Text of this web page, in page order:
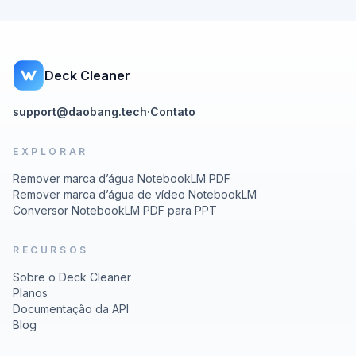
Deck Cleaner
support@daobang.tech·Contato
EXPLORAR
Remover marca d’água NotebookLM PDF
Remover marca d’água de vídeo NotebookLM
Conversor NotebookLM PDF para PPT
RECURSOS
Sobre o Deck Cleaner
Planos
Documentação da API
Blog